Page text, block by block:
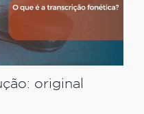
original